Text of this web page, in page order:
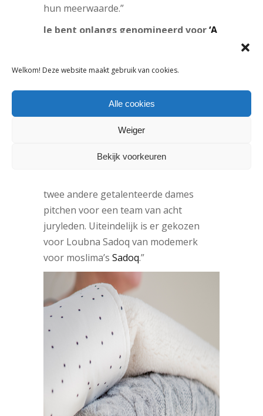
Welkom! Deze website maakt gebruik van cookies.
Alle cookies
Weiger
Bekijk voorkeuren
hun meerwaarde.”
Je bent onlangs genomineerd voor‘A
“Bij ‘A She Story’ zoekt de Bijenkorf
naar vrouwelijke ondernemers die hun
dromen waar willen maken. Ik ben uit
genomineerd voor de Bijenkorf
twee andere getalenteerde dames
pitchen voor een team van acht
juryleden. Uiteindelijk is er gekozen
voor Loubna Sadoq van modemerk
voor moslima’s Sadoq.”